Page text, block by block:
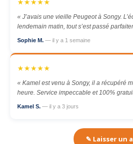
★★★★★
« J’avais une vieille Peugeot à Songy.
lendemain matin, tout s’est passé
Sophie M. — il y a 1 semaine
★★★★★
« Kamel est venu à Songy, il a récupéré
heure. Service impeccable et 100%
Kamel S. — il y a 3 jours
✎ Laisser un